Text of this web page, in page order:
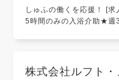
しゅふの働くを応援！ [
5時間のみの入浴介助★週
株式会社ルフト